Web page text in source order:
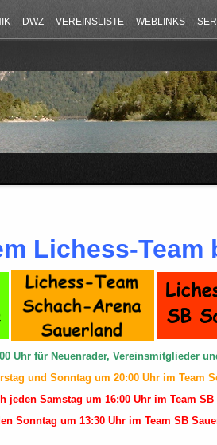
DWZ VEREINSLISTE WEBLINKS
Lichess-Team
Uhr für Neuenrader, Vereinsmitglieder
und Sonntag um 20:00 Uhr im Team
jeden Samstag um 16:00 Uhr im Team SB
Sonntag um 13:30 Uhr im Team SB